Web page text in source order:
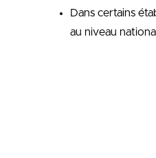
Dans certains
au niveau